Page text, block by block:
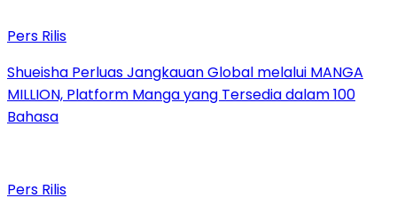
Pers Rilis
Shueisha Perluas Jangkauan Global melalui MANGA
MILLION, Platform Manga yang Tersedia dalam 100
Bahasa
Pers Rilis